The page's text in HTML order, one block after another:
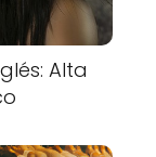
Alta